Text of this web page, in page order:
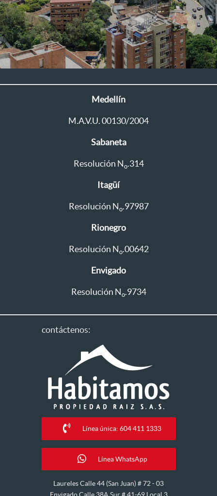
Medellín
M.A.V.U. 00130/2004
Sabaneta
Resolución N o.314
Itagüí
Resolución N o.97987
Rionegro
Resolución N o.00642
Envigado
Resolución N o.9734
contáctenos:
Línea única: 604 411 1333
Línea WhatsApp
Laureles Calle 44 (San Juan) # 72 - 03